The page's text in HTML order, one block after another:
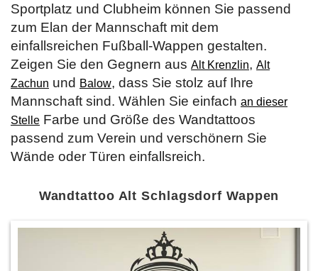
Sportplatz und Clubheim können Sie passend
zum Elan der Mannschaft mit dem
einfallsreichen Fußball-Wappen gestalten.
Zeigen Sie den Gegnern aus Alt Krenzlin, Alt
Zachun und Balow, dass Sie stolz auf Ihre
Mannschaft sind. Wählen Sie einfach an dieser
Stelle Farbe und Größe des Wandtattoos
passend zum Verein und verschönern Sie
Wände oder Türen einfallsreich.
Wandtattoo Alt Schlagsdorf Wappen